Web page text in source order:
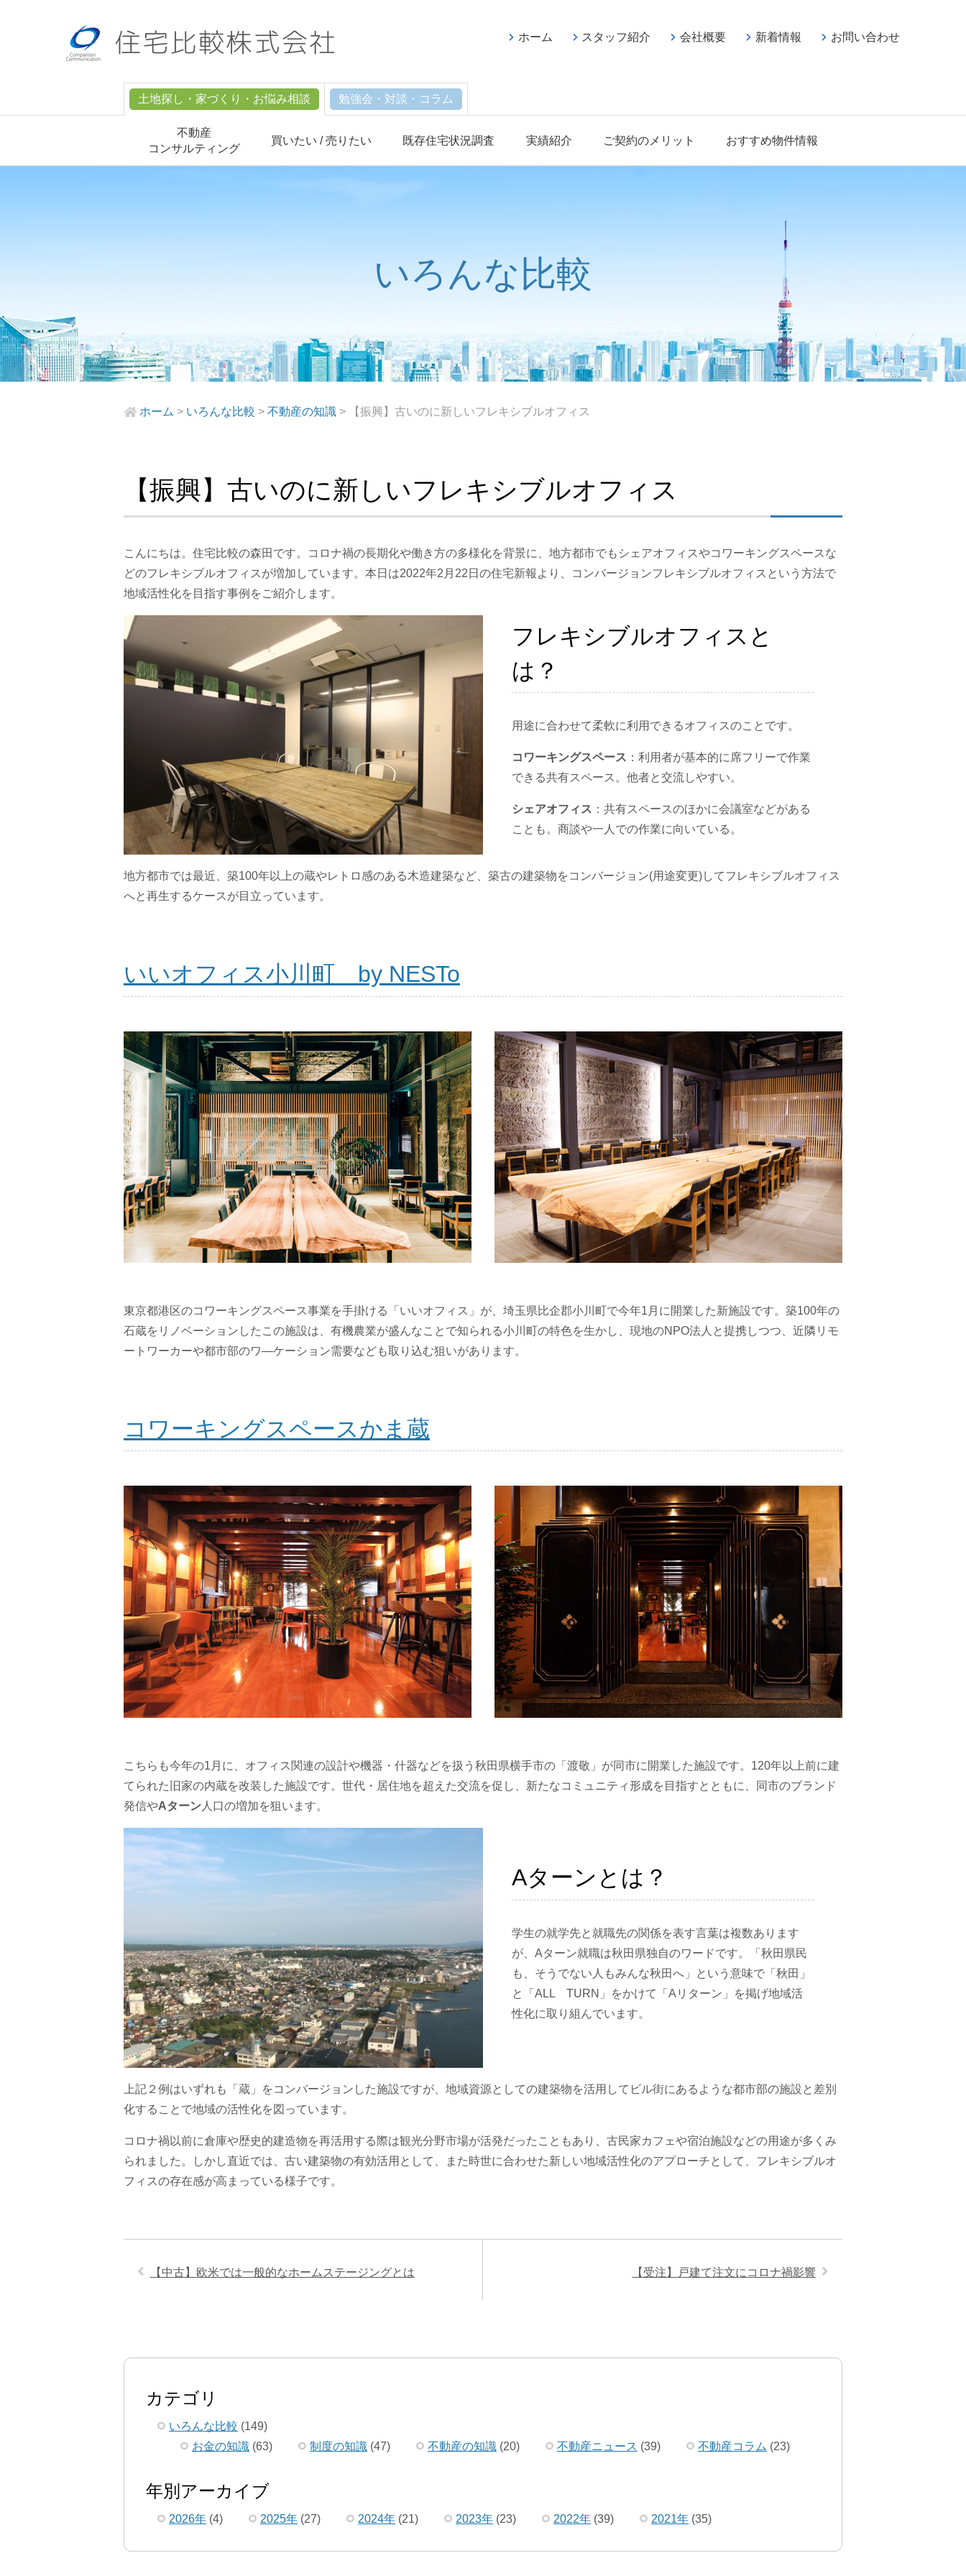
土地探し・家づくり・お悩み相談
不動産
コンサルティング
買いたい / 売りたい 既存住宅状況調査 実績紹介 ご契約のメリット おすすめ物件情報
勉強会・対談・コラム
ホーム スタッフ紹介 会社概要 新着情報 お問い合わせ
いろんな比較
ホーム > いろんな比較 >不動産の知識 > 【振興】古いのに新しいフレキシブルオフィス
【振興】古いのに新しいフレキシブルオフィス
こんにちは。住宅比較の森田です。コロナ禍の長期化や働き方の多様化を背景に、地方都市でもシェアオフィスやコワーキングスペースな
どのフレキシブルオフィスが増加しています。本日は2022年2月22日の住宅新報より、コンバージョンフレキシブルオフィスという方法で
地域活性化を目指す事例をご紹介します。
フレキシブルオフィスと
は？
用途に合わせて柔軟に利用できるオフィスのことです。
コワーキングスペース ：利用者が基本的に席フリーで作業
できる共有スペース。他者と交流しやすい。
シェアオフィス ：共有スペースのほかに会議室などがある
ことも。商談や一人での作業に向いている。
地方都市では最近、築100年以上の蔵やレトロ感のある木造建築など、築古の建築物をコンバージョン(用途変更)してフレキシブルオフィス
へと再生するケースが目立っています。
いいオフィス小川町 by NESTo
東京都港区のコワーキングスペース事業を手掛ける「いいオフィス」が、埼玉県比企郡小川町で今年1月に開業した新施設です。築100年の
石蔵をリノベーションしたこの施設は、有機農業が盛んなことで知られる小川町の特色を生かし、現地のNPO法人と提携しつつ、近隣リモ
ートワーカーや都市部のワ―ケーション需要なども取り込む狙いがあります。
コワーキングスペースかま蔵
こちらも今年の1月に、オフィス関連の設計や機器・什器などを扱う秋田県横手市の「渡敬」が同市に開業した施設です。120年以上前に建
てられた旧家の内蔵を改装した施設です。世代・居住地を超えた交流を促し、新たなコミュニティ形成を目指すとともに、同市のブランド
発信やAターン 人口の増加を狙います。
Aターンとは？
学生の就学先と就職先の関係を表す言葉は複数あります
が、Aターン就職は秋田県独自のワードです。「秋田県民
も、そうでない人もみんな秋田へ」という意味で「秋田」
と「ALL TURN」をかけて「Aリターン」を掲げ地域活
性化に取り組んでいます。
上記２例はいずれも「蔵」をコンバージョンした施設ですが、地域資源としての建築物を活用してビル街にあるような都市部の施設と差別
化することで地域の活性化を図っています。
コロナ禍以前に倉庫や歴史的建造物を再活用する際は観光分野市場が活発だったこともあり、古民家カフェや宿泊施設などの用途が多くみ
られました。しかし直近では、古い建築物の有効活用として、また時世に合わせた新しい地域活性化のアプローチとして、フレキシブルオ
フィスの存在感が高まっている様子です。
【中古】欧米では一般的なホームステージングとは 【受注】戸建て注文にコロナ禍影響
カテゴリ
いろんな比較 (149)
お金の知識 (63) 制度の知識 (47) 不動産の知識 (20) 不動産ニュース (39) 不動産コラム (23)
年別アーカイブ
2026年 (4) 2025年 (27) 2024年 (21) 2023年 (23) 2022年 (39) 2021年 (35)